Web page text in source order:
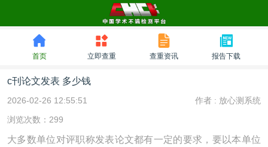
首页 立即查重 查重资讯 报告下载
c刊论文发表 多少钱
2026-02-26 12:55:51 作者 : 放心测系统
浏览次数：299
大多数单位对评职称发表论文都有一定的要求，要以本单位